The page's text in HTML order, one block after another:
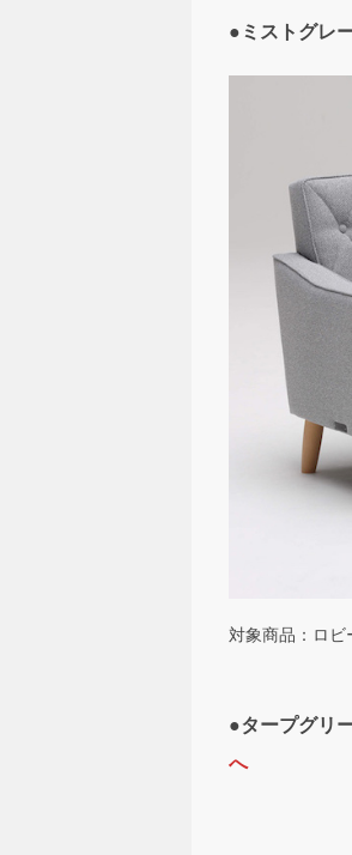
●ミストグレ
対象商品：ロ
●タープグリ
へ